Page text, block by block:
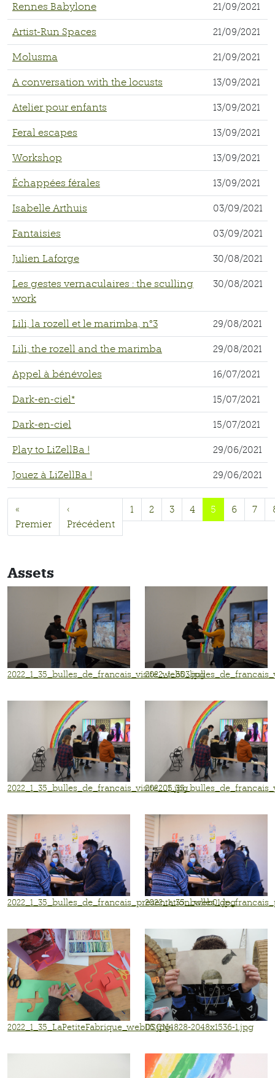
Rennes Babylone 21/09/2021
Artist-Run Spaces 21/09/2021
Molusma 21/09/2021
A conversation with the locusts 13/09/2021
Atelier pour enfants 13/09/2021
Feral escapes 13/09/2021
Workshop 13/09/2021
Échappées férales 13/09/2021
Isabelle Arthuis 03/09/2021
Fantaisies 03/09/2021
Julien Laforge 30/08/2021
Les gestes vernaculaires : the sculling
work
30/08/2021
Lili, la rozell et le marimba, n°3 29/08/2021
Lili, the rozell and the marimba 29/08/2021
Appel à bénévoles 16/07/2021
Dark-en-ciel* 15/07/2021
Dark-en-ciel 15/07/2021
Play to LiZellBa ! 29/06/2021
Jouez à LiZellBa ! 29/06/2021
«
Premier
‹
Précédent
1 2 3 4 5 6 7
Assets
2022_1_35_bulles_de_francais_visite_web03.jpg
2022_1_35_bulles_de_francais_visite_05.jpg
2022_1_35_bulles_de_francais_presentation_web01.jpg
2022_1_35_LaPetiteFabrique_web05.jpgDSCN4828-2048x1536-1.jpg